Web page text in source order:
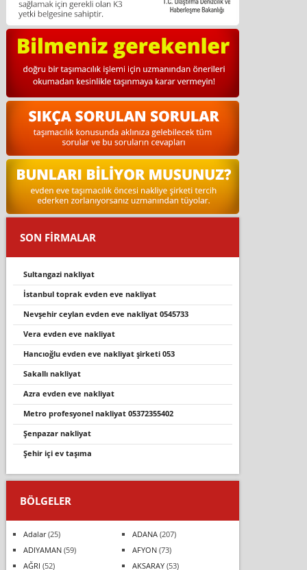
SON FİRMALAR
sultangazi nakliyat
i̇stanbul toprak evden eve nakliyat
nevşehi̇r ceylan evden eve nakli̇yat 0545733
vera evden eve nakliyat
hancioğlu evden eve nakli̇yat şi̇rketi̇ 053
sakallı nakliyat
azra evden eve nakliyat
metro profesyonel nakliyat 05372355402
şenpazar nakli̇yat
şehir içi ev taşıma
BÖLGELER
Adalar(25) ADANA(207)
ADIYAMAN(59) AFYON(73)
AĞRI (52) AKSARAY(53)